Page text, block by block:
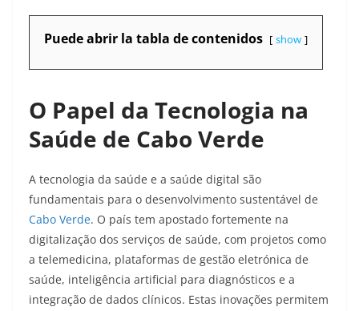
Puede abrir la tabla de contenidos show
O Papel da Tecnologia na
Saúde de Cabo Verde
A tecnologia da saúde e a saúde digital são
fundamentais para o desenvolvimento sustentável de
Cabo Verde. O país tem apostado fortemente na
digitalização dos serviços de saúde, com projetos como
a telemedicina, plataformas de gestão eletrónica de
saúde, inteligência artificial para diagnósticos e a
integração de dados clínicos. Estas inovações permitem